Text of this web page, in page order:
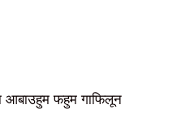
आबाउहुम फहुम गाफिलून